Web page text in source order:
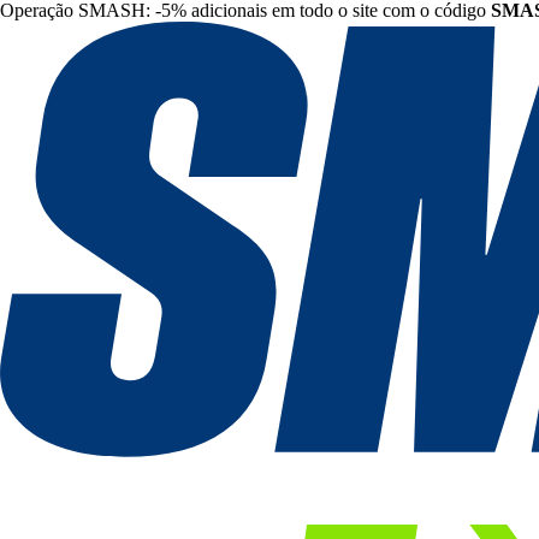
Operação SMASH: -5% adicionais em todo o site com o código